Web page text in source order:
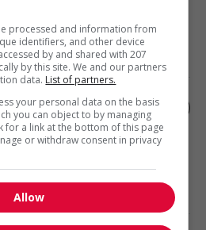
en électricité
et
processed and information from
identifiers, and other device
by and shared with 207
by this site. We and our partners
data. List of partners.
your personal data on the basis
you can object to by managing
for a link at the bottom of this page
or withdraw consent in privacy
Allow